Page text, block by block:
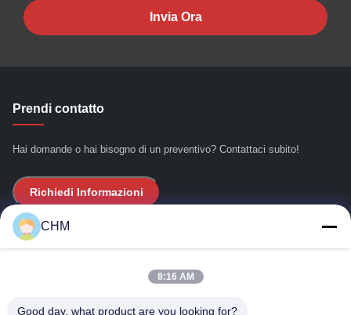
Invia Ora
Prendi contatto
Hai domande o hai bisogno di un preventivo? Contattaci subito!
Richiedi Informazioni
Link Veloci
Chi siamo
CHM
8:16 AM
Good day, what product are you looking for?